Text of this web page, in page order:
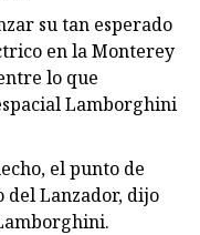
su tan esperado
en la Monterey
lo que
Lamborghini
el punto de
del Lanzador, dijo